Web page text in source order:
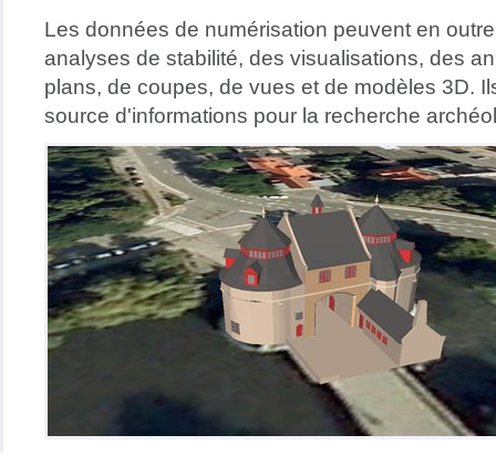
Les données de numérisation peuvent en
analyses de stabilité, des visualisations, des
plans, de coupes, de vues et de modèles 3D.
source d'informations pour la recherche